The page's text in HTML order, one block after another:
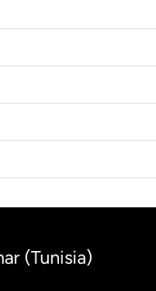
(Tunisia)